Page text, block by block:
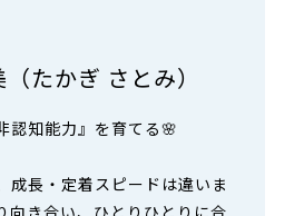
たかぎ さとみ）
認知能力』を育てる🌸
成長・定着スピードは違いま